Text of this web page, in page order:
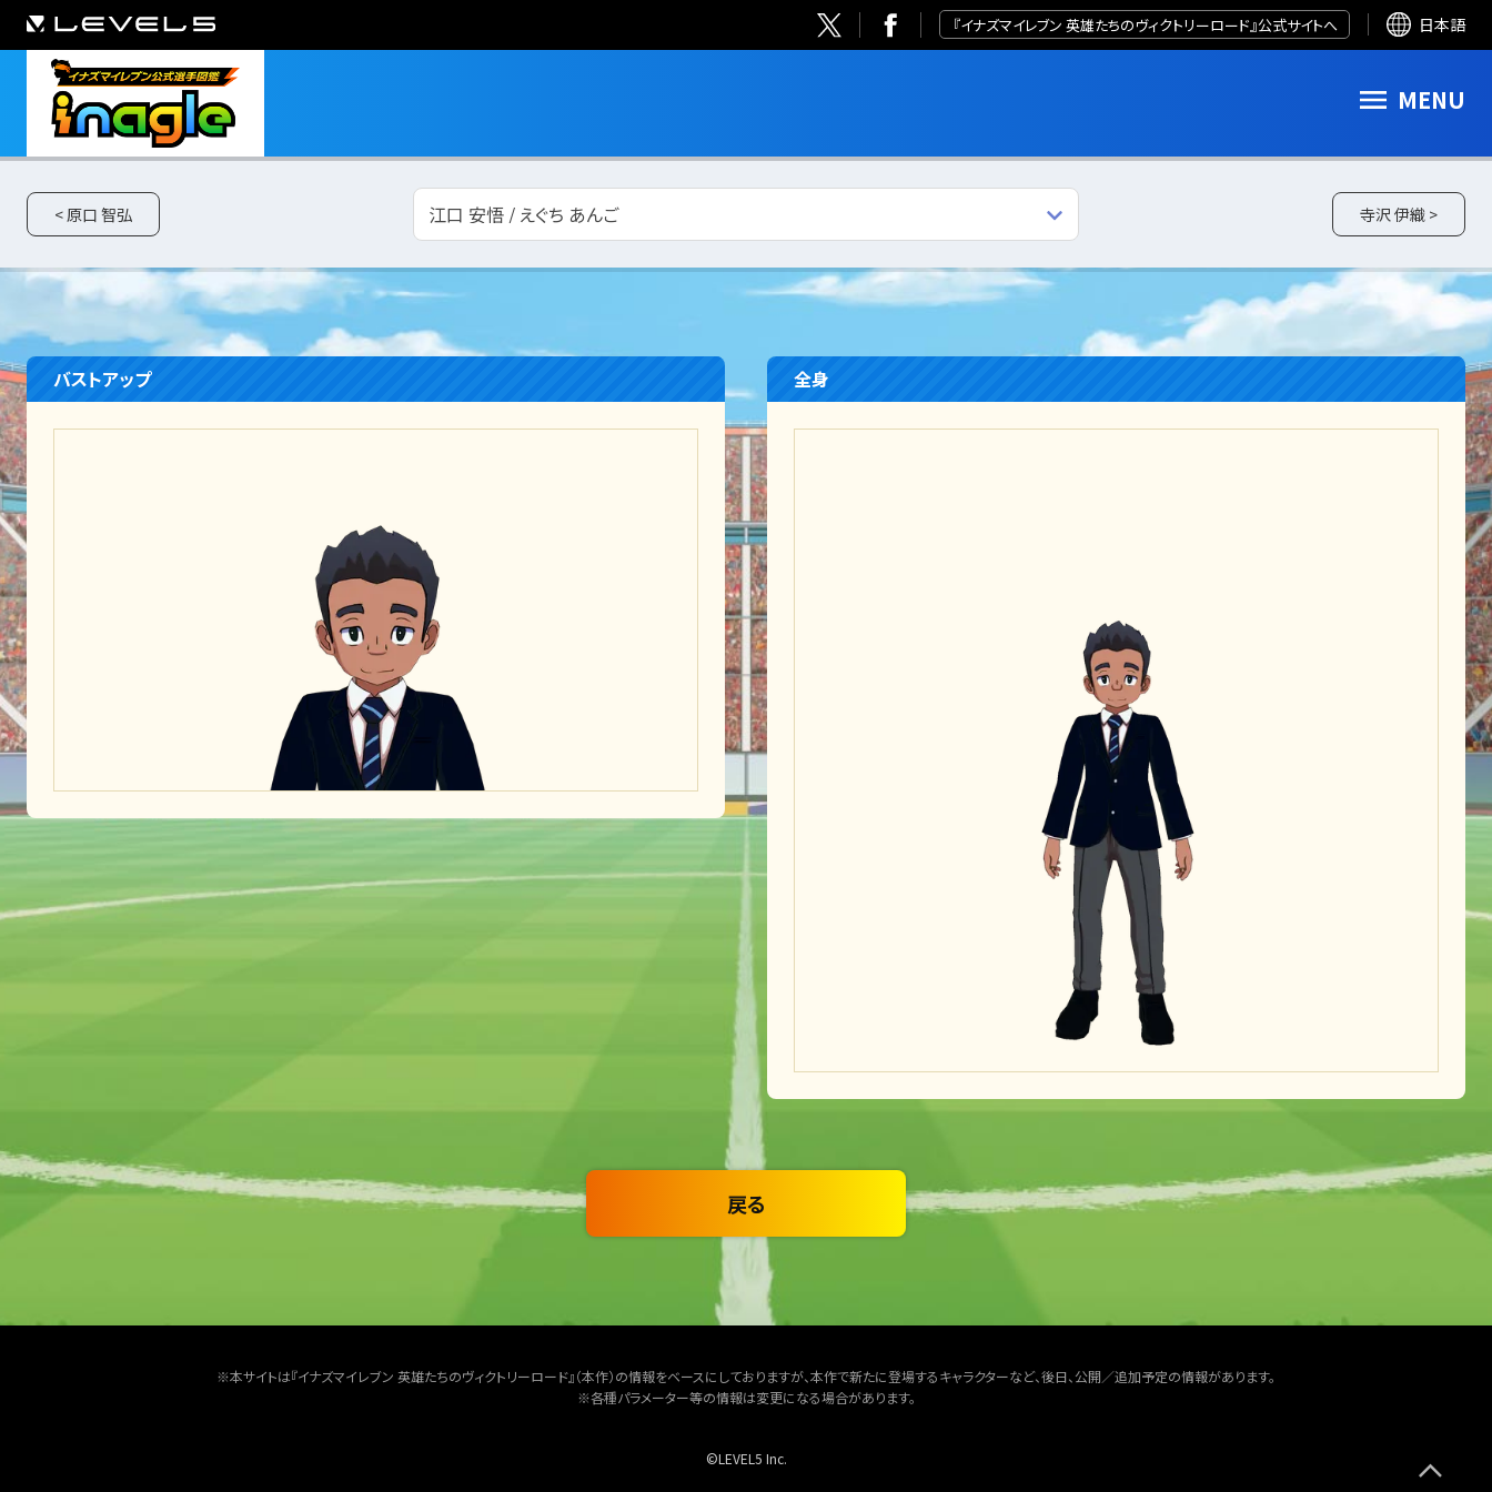
『イナズマイレブン 英雄たちのヴィクトリーロード』公式サイトへ 日本語
MENU
< 原口 智弘 江口 安悟 / えぐち あんご 寺沢 伊織 >
バストアップ 全身
戻る
※本サイトは『イナズマイレブン 英雄たちのヴィクトリーロード』（本作）の情報をベースにしておりますが、本作で新たに登場するキャラクターなど、後日、公開／追加予定の情報があります。
※各種パラメーター等の情報は変更になる場合があります。
©LEVEL5 Inc.